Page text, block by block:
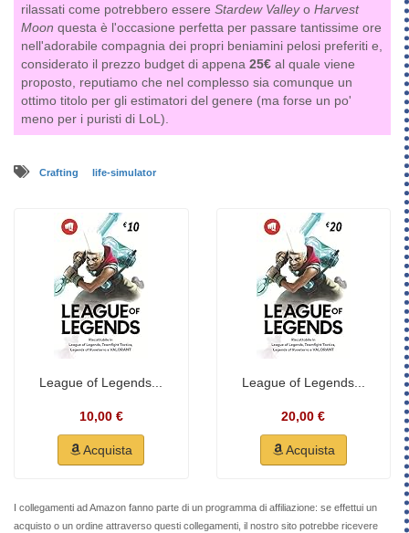
rilassati come potrebbero essere Stardew Valleyo Harvest
Moon questa è l'occasione perfetta per passare tantissime ore
nell'adorabile compagnia dei propri beniamini pelosi preferiti e,
considerato il prezzo budget di appena 25€ al quale viene
proposto, reputiamo che nel complesso sia comunque un
ottimo titolo per gli estimatori del genere (ma forse un po'
meno per i puristi di LoL).
Crafting life-simulator
League of Legends...
10,00 €
Acquista
League of Legends...
20,00 €
Acquista
I collegamenti ad Amazon fanno parte di un programma di affiliazione: se effettui un
acquisto o un ordine attraverso questi collegamenti, il nostro sito potrebbe ricevere